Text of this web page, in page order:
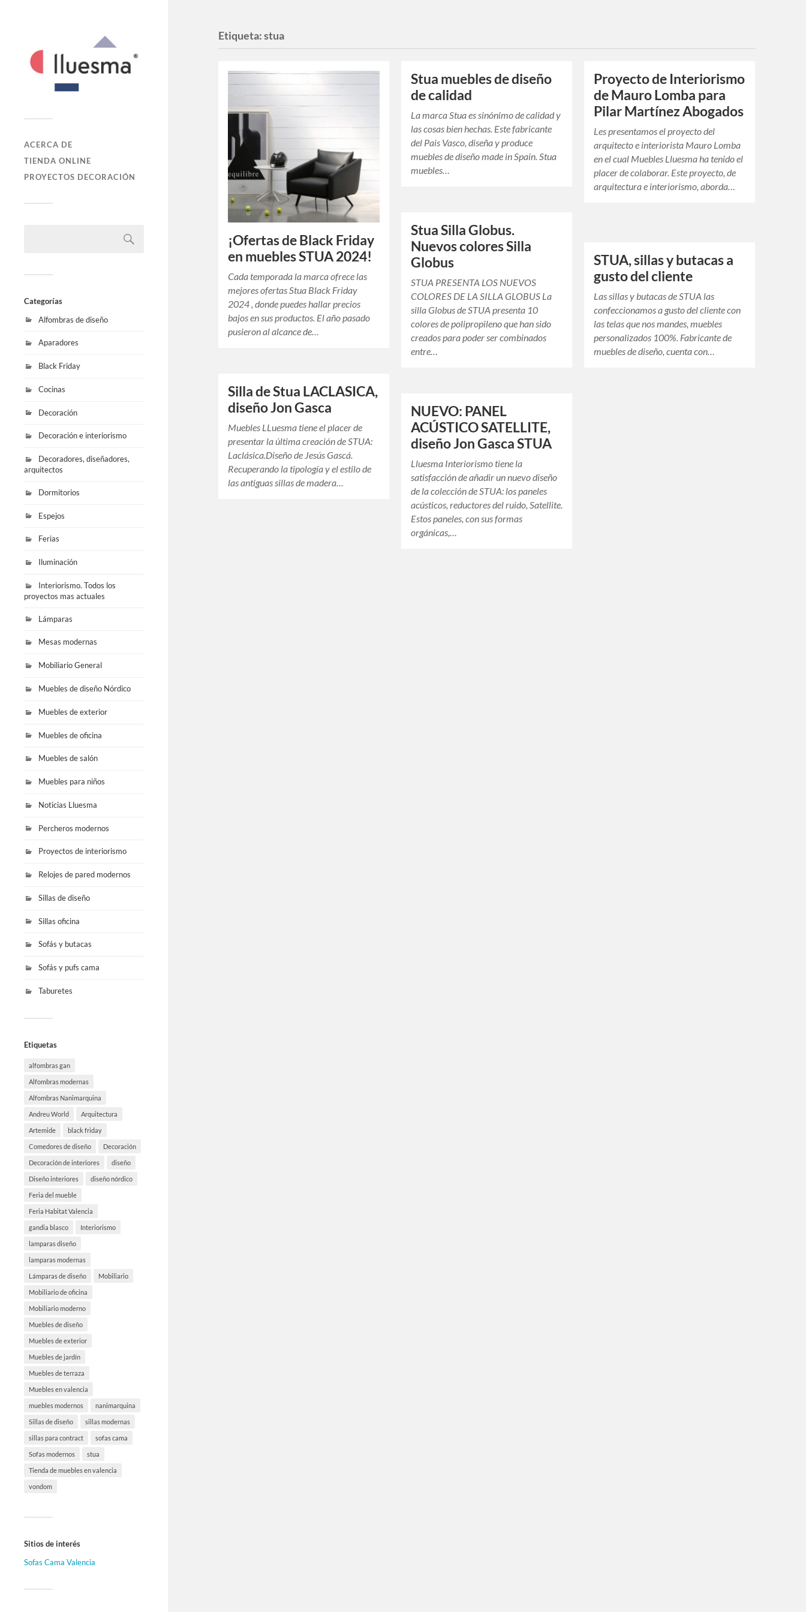
ACERCA DE
TIENDA ONLINE
PROYECTOS DECORACIÓN
Categorías
Alfombras de diseño
Aparadores
Black Friday
Cocinas
Decoración
Decoración e interiorismo
Decoradores, diseñadores,
arquitectos
Dormitorios
Espejos
Ferias
Iluminación
Interiorismo. Todos los
proyectos mas actuales
Lámparas
Mesas modernas
Mobiliario General
Muebles de diseño Nórdico
Muebles de exterior
Muebles de oficina
Muebles de salón
Muebles para niños
Noticias Lluesma
Percheros modernos
Proyectos de interiorismo
Relojes de pared modernos
Sillas de diseño
Sillas oficina
Sofás y butacas
Sofás y pufs cama
Taburetes
Etiquetas
alfombras gan
Alfombras modernas
Alfombras Nanimarquina
Andreu World Arquitectura
Artemide black friday
Comedores de diseño Decoración
Decoración de interiores diseño
Diseño interiores diseño nórdico
Feria del mueble
Feria Habitat Valencia
gandia blasco Interiorismo
lamparas diseño
lamparas modernas
Lámparas de diseño Mobiliario
Mobiliario de oficina
Mobiliario moderno
Muebles de diseño
Muebles de exterior
Muebles de jardín
Muebles de terraza
Muebles en valencia
muebles modernos nanimarquina
Sillas de diseño sillas modernas
sillas para contract sofas cama
Sofas modernos stua
Tienda de muebles en valencia
vondom
Sitios de interés
Sofas Cama Valencia
Etiqueta:stua
¡Ofertas de Black Friday
en muebles STUA 2024!
Cada temporada la marca ofrece las
mejores ofertas Stua Black Friday
2024 , donde puedes hallar precios
bajos en sus productos. El año pasado
pusieron al alcance de…
Stua muebles de diseño
de calidad
La marca Stua es sinónimo de calidad y
las cosas bien hechas. Este fabricante
del Pais Vasco, diseña y produce
muebles de diseño made in Spain. Stua
muebles…
Proyecto de Interiorismo
de Mauro Lomba para
Pilar Martínez Abogados
Les presentamos el proyecto del
arquitecto e interiorista Mauro Lomba
en el cual Muebles Lluesma ha tenido el
placer de colaborar. Este proyecto, de
arquitectura e interiorismo, aborda…
Stua Silla Globus.
Nuevos colores Silla
Globus
STUA PRESENTA LOS NUEVOS
COLORES DE LA SILLA GLOBUS La
silla Globus de STUA presenta 10
colores de polipropileno que han sido
creados para poder ser combinados
entre…
STUA, sillas y butacas a
gusto del cliente
Las sillas y butacas de STUA las
confeccionamos a gusto del cliente con
las telas que nos mandes, muebles
personalizados 100%. Fabricante de
muebles de diseño, cuenta con…
Silla de Stua LACLASICA,
diseño Jon Gasca
Muebles LLuesma tiene el placer de
presentar la última creación de STUA:
Laclásica.Diseño de Jesús Gascá.
Recuperando la tipología y el estilo de
las antiguas sillas de madera…
NUEVO: PANEL
ACÚSTICO SATELLITE,
diseño Jon Gasca STUA
Lluesma Interiorismo tiene la
satisfacción de añadir un nuevo diseño
de la colección de STUA: los paneles
acústicos, reductores del ruido, Satellite.
Estos paneles, con sus formas
orgánicas,…